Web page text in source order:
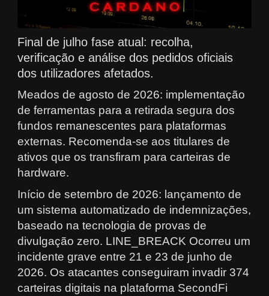
Final de julho fase atual: recolha,
verificação e análise dos pedidos oficiais
dos utilizadores afetados.
Meados de agosto de 2026: implementação
de ferramentas para a retirada segura dos
fundos remanescentes para plataformas
externas. Recomenda-se aos titulares de
ativos que os transfiram para carteiras de
hardware.
Início de setembro de 2026: lançamento de
um sistema automatizado de indemnizações,
baseado na tecnologia de provas de
divulgação zero. LINE_BREACK Ocorreu um
incidente grave entre 21 e 23 de junho de
2026. Os atacantes conseguiram invadir 374
carteiras digitais na plataforma SecondFi